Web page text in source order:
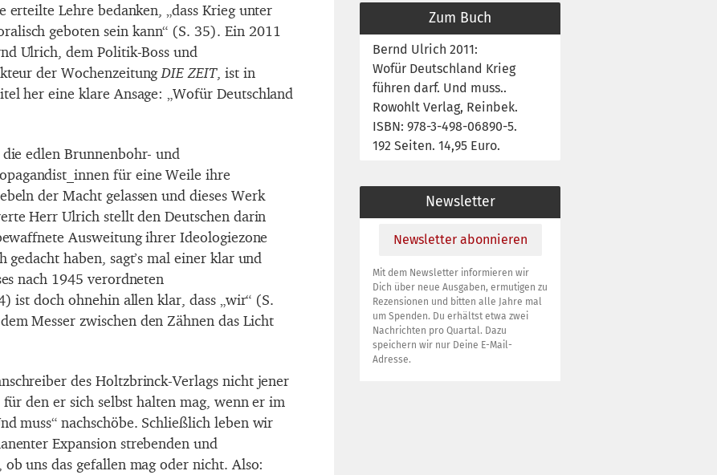
Lehre bedanken, „dass Krieg unter
geboten sein kann“ (S. 35). Ein 2011
Ulrich, dem Politik-Boss und
der Wochenzeitung DIE ZEIT, ist in
her eine klare Ansage: „Wofür Deutschland
edlen Brunnenbohr- und
für eine Weile ihre
der Macht gelassen und dieses Werk
Herr Ulrich stellt den Deutschen darin
Ausweitung ihrer Ideologiezone
gedacht haben, sagt’s mal einer klar und
nach 1945 verordneten
ist doch ohnehin allen klar, dass „wir“ (S.
Messer zwischen den Zähnen das Licht
des Holtzbrinck-Verlags nicht jener
den er sich selbst halten mag, wenn er im
muss“ nachschöbe. Schließlich leben wir
Expansion strebenden und
uns das gefallen mag oder nicht. Also:
Zum Buch
Bernd Ulrich 2011:
Wofür Deutschland Krieg
führen darf. Und muss..
Rowohlt Verlag, Reinbek.
ISBN: 978-3-498-06890-5.
192 Seiten. 14,95 Euro.
Newsletter
Newsletter abonnieren
Mit dem Newsletter informieren wir
Dich über neue Ausgaben, ermutigen zu
Rezensionen und bitten alle Jahre mal
um Spenden. Du erhältst etwa zwei
Nachrichten pro Quartal. Dazu
speichern wir nur Deine E-Mail-
Adresse.